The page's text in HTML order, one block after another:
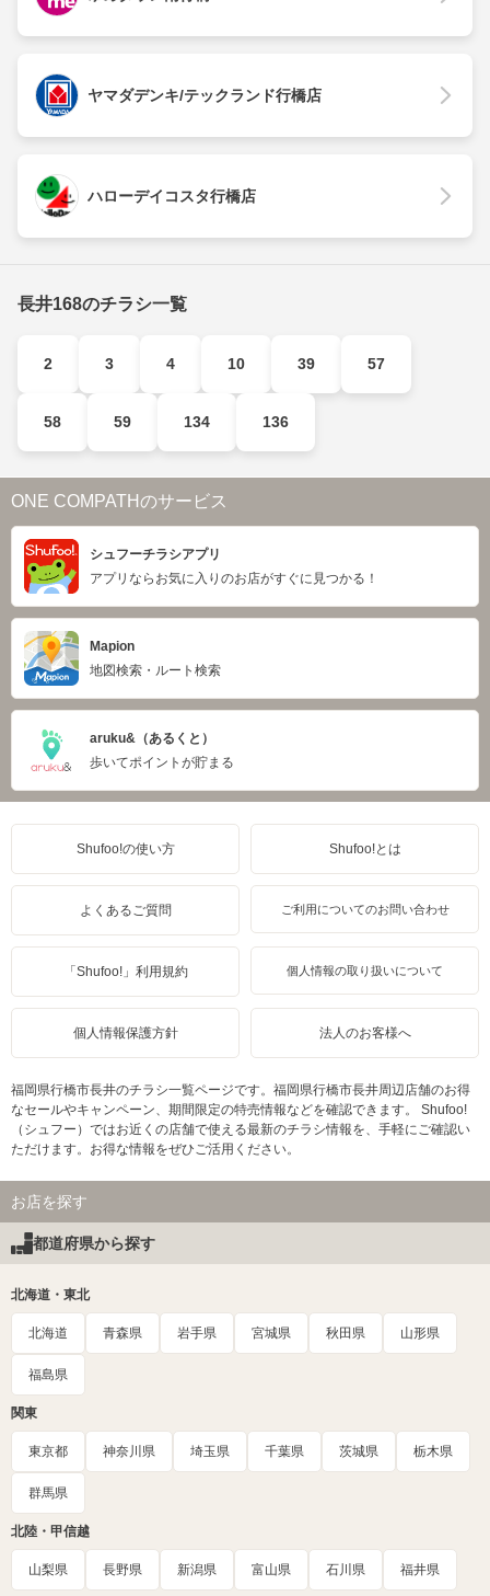
ヤマダデンキ/テックランド行橋店
ハローデイコスタ行橋店
長井168のチラシ一覧
2 3 4 10 39 57
58 59 134 136
ONE COMPATHのサービス
シュフーチラシアプリ
アプリならお気に入りのお店がすぐに見つかる！
Mapion
地図検索・ルート検索
aruku&（あるくと）
歩いてポイントが貯まる
Shufoo!の使い方 Shufoo!とは
よくあるご質問 ご利用についてのお問い合わせ
「Shufoo!」利用規約 個人情報の取り扱いについて
個人情報保護方針 法人のお客様へ
福岡県行橋市長井のチラシ一覧ページです。福岡県行橋市長井周辺店舗のお得
なセールやキャンペーン、期間限定の特売情報などを確認できます。 Shufoo!
（シュフー）ではお近くの店舗で使える最新のチラシ情報を、手軽にご確認い
ただけます。お得な情報をぜひご活用ください。
お店を探す
都道府県から探す
北海道・東北
北海道 青森県 岩手県 宮城県 秋田県 山形県
福島県
関東
東京都 神奈川県 埼玉県 千葉県 茨城県 栃木県
群馬県
北陸・甲信越
山梨県 長野県 新潟県 富山県 石川県 福井県